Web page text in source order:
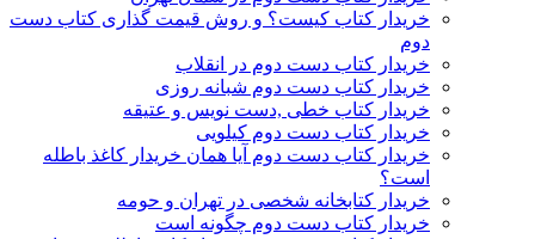
خریدار کتاب کیست؟ و روش قیمت گذاری کتاب دست
دوم
خریدار کتاب دست دوم در انقلاب
خریدار کتاب دست دوم شبانه روزی
خریدار کتاب خطی ,دست نویس و عتیقه
خریدار کتاب دست دوم کیلویی
خریدار کتاب دست دوم آیا همان خریدار کاغذ باطله
است؟
خریدار کتابخانه شخصی در تهران و حومه
خریدار کتاب دست دوم چگونه است